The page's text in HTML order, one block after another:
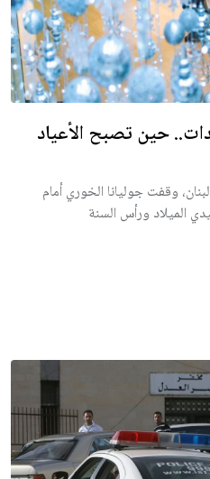
حين تصبح الأعياد
وقفت جوليانا الخوري أمام
الميلاد ورأس السنة